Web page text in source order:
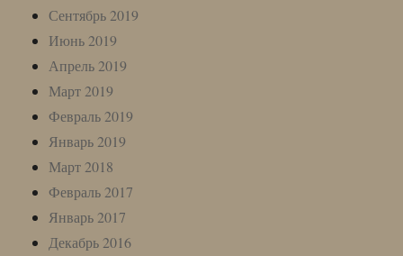
Сентябрь 2019
Июнь 2019
Апрель 2019
Март 2019
Февраль 2019
Январь 2019
Март 2018
Февраль 2017
Январь 2017
Декабрь 2016